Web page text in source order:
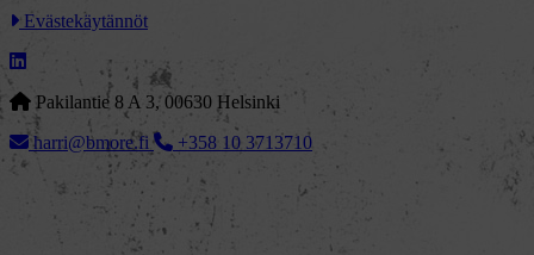
Evästekäytännöt
Pakilantie 8 A 3, 00630 Helsinki
harri@bmore.fi
+358 10 3713710